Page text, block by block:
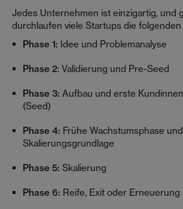
Jedes Unternehmen ist einzigartig, und
durchlaufen viele Startups die
Phase 1: Idee und Problemanalyse
Phase 2: Validierung und Pre-Seed
Phase 3: Aufbau und erste
(Seed)
Phase 4: Frühe Wachstumsphase und
Skalierungsgrundlage
Phase 5: Skalierung
Phase 6: Reife, Exit oder Erneuerung